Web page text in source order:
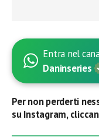
Entra nel
Daninseries
Per non perderti
su Instagram,